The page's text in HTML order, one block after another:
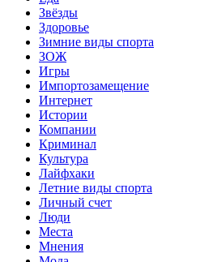
Звёзды
Здоровье
Зимние виды спорта
ЗОЖ
Игры
Импортозамещение
Интернет
Истории
Компании
Криминал
Культура
Лайфхаки
Летние виды спорта
Личный счет
Люди
Места
Мнения